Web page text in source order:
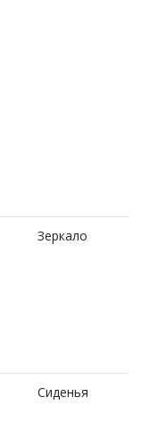
Зеркало
Сиденья